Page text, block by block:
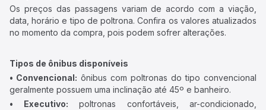
Os preços das passagens variam de acordo com a viação,
data, horário e tipo de poltrona. Confira os valores atualizados
no momento da compra, pois podem sofrer alterações.
Tipos de ônibus disponíveis
• Convencional: ônibus com poltronas do tipo convencional
geralmente possuem uma inclinação até 45º e banheiro.
• Executivo: poltronas confortáveis, ar-condicionado,